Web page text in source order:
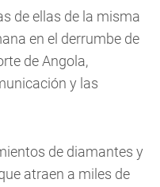
de ellas de la misma
en el derrumbe de
de Angola,
y las
de diamantes y
atraen a miles de